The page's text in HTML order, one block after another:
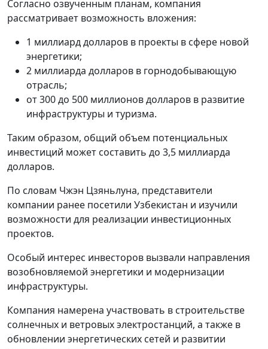
Согласно озвученным планам, компания
рассматривает возможность вложения:
1 миллиард долларов в проекты в сфере новой
энергетики;
2 миллиарда долларов в горнодобывающую
отрасль;
от 300 до 500 миллионов долларов в развитие
инфраструктуры и туризма.
Таким образом, общий объем потенциальных
инвестиций может составить до 3,5 миллиарда
долларов.
По словам Чжэн Цзяньлуна, представители
компании ранее посетили Узбекистан и изучили
возможности для реализации инвестиционных
проектов.
Особый интерес инвесторов вызвали направления
возобновляемой энергетики и модернизации
инфраструктуры.
Компания намерена участвовать в строительстве
солнечных и ветровых электростанций, а также в
обновлении энергетических сетей и развитии